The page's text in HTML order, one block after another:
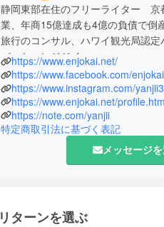
静岡東部在住のフリーライター 京
業、年商15億達成も4億の負債で倒
旅行のコンサル、ハワイ観光局認定
パッションジジイ。
趣味：ショアジギング、バトル観戦
著書（訪販＝Amazonランキン1位獲
倒産破産の本など10冊）
現在instagramフォロワー：2250人
す。
https://www.enjokai.net/
https://www.facebook.com/
https://www.instagram.com/
https://www.enjokai.net/profile.htm
https://note.com/yanjii
特定商取引法に基づく表記
メッセージ
リターンを選ぶ